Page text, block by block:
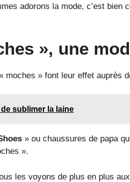
adorons la mode, c’est
», une
» font leur effet auprès
sublimer la laine
» ou chaussures de papa
».
les voyons de plus en plus